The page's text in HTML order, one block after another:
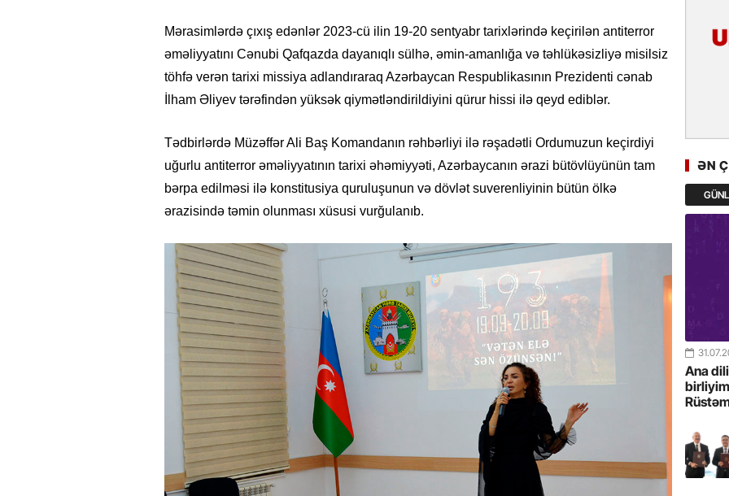
Mərasimlərdə çıxış edənlər 2023-cü ilin 19-20 sentyabr tarixlərində keçirilən antiterror
əməliyyatını Cənubi Qafqazda dayanıqlı sülhə, əmin-amanlığa və təhlükəsizliyə misilsiz
töhfə verən tarixi missiya adlandıraraq Azərbaycan Respublikasının Prezidenti cənab
İlham Əliyev tərəfindən yüksək qiymətləndirildiyini qürur hissi ilə qeyd ediblər.
Tədbirlərdə Müzəffər Ali Baş Komandanın rəhbərliyi ilə rəşadətli Ordumuzun keçirdiyi
uğurlu antiterror əməliyyatının tarixi əhəmiyyəti, Azərbaycanın ərazi bütövlüyünün tam
bərpa edilməsi ilə konstitusiya quruluşunun və dövlət suverenliyinin bütün ölkə
ərazisində təmin olunması xüsusi vurğulanıb.
Awards
-
YAP
Günü
ƏN
Ana